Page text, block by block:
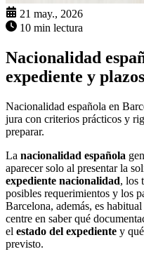
21 may., 2026
10 min lectura
Nacionalidad
expediente y plazos
Nacionalidad española en
jura con criterios prácticos y
preparar.
La nacionalidad española
aparecer solo al presentar la
expediente nacionalidad, los
posibles requerimientos y los
Barcelona, además, es
centre en saber qué
el estado del expediente y
previsto.